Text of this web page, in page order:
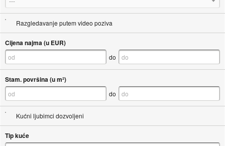
Razgledavanje putem video poziva
Cijena najma (u EUR)
do
Stam. površina (u m²)
do
Kućni ljubimci dozvoljeni
Tip kuće